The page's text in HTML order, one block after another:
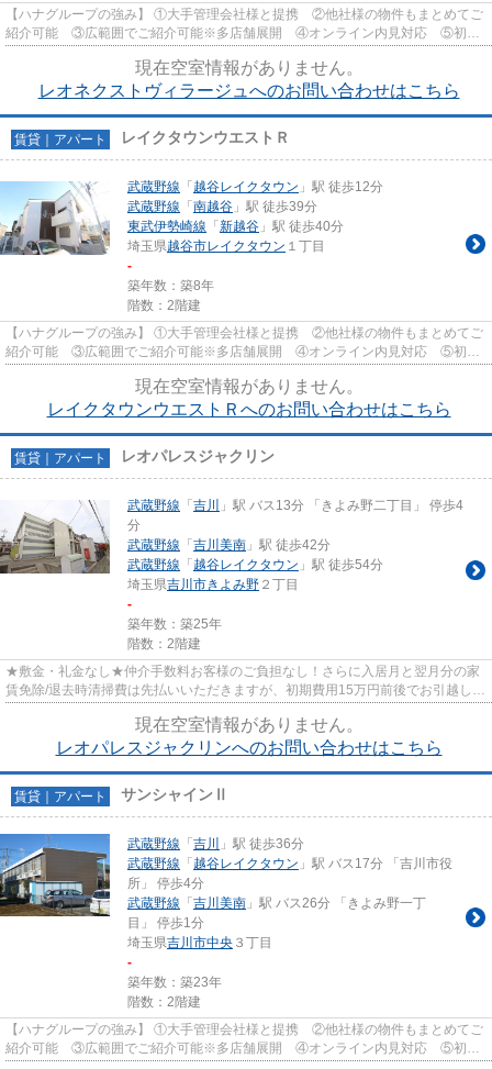
【ハナグループの強み】 ①大手管理会社様と提携 ②他社様の物件もまとめてご
紹介可能 ③広範囲でご紹介可能※多店舗展開 ④オンライン内見対応 ⑤初期
現在空室情報がありません。
レオネクストヴィラージュへのお問い合わせはこちら
賃貸｜アパート レイクタウンウエストＲ
武蔵野線 「 越谷レイクタウン 」駅 徒歩12分
武蔵野線 「 南越谷 」駅 徒歩39分
東武伊勢崎線 「 新越谷 」駅 徒歩40分
埼玉県越谷市レイクタウン １丁目
-
築年数：築8年
階数：2階建
【ハナグループの強み】 ①大手管理会社様と提携 ②他社様の物件もまとめてご
紹介可能 ③広範囲でご紹介可能※多店舗展開 ④オンライン内見対応 ⑤初期
現在空室情報がありません。
レイクタウンウエストＲへのお問い合わせはこちら
賃貸｜アパート レオパレスジャクリン
武蔵野線 「 吉川
」駅 バス13分 「きよみ野二丁目」 停歩4
分
武蔵野線 「 吉川美南 」駅 徒歩42分
武蔵野線 「 越谷レイクタウン 」駅 徒歩54分
埼玉県吉川市きよみ野 ２丁目
-
築年数：築25年
階数：2階建
★敷金・礼金なし★仲介手数料お客様のご負担なし！さらに入居月と翌月分の家
賃免除/退去時清掃費は先払いいただきますが、初期費用15万円前後でお引越し可
現在空室情報がありません。
レオパレスジャクリンへのお問い合わせはこちら
賃貸｜アパート サンシャインⅡ
武蔵野線 「 吉川
」駅 徒歩36分
武蔵野線 「 越谷レイクタウン 」駅 バス17分 「吉川市役
所」 停歩4分
武蔵野線 「 吉川美南 」駅 バス26分 「きよみ野一丁
目」 停歩1分
埼玉県吉川市中央 ３丁目
-
築年数：築23年
階数：2階建
【ハナグループの強み】 ①大手管理会社様と提携 ②他社様の物件もまとめてご
紹介可能 ③広範囲でご紹介可能※多店舗展開 ④オンライン内見対応 ⑤初期